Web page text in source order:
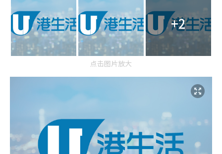
+2
点击图片放大